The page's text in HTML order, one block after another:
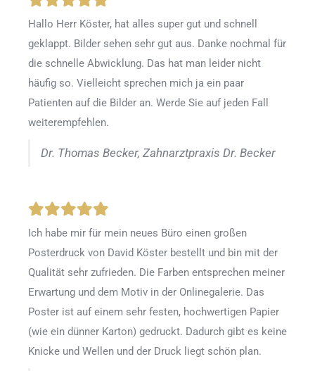
Hallo Herr Köster, hat alles super gut und schnell
geklappt. Bilder sehen sehr gut aus. Danke nochmal für
die schnelle Abwicklung. Das hat man leider nicht
häufig so. Vielleicht sprechen mich ja ein paar
Patienten auf die Bilder an. Werde Sie auf jeden Fall
weiterempfehlen.
Dr. Thomas Becker, Zahnarztpraxis Dr. Becker
Ich habe mir für mein neues Büro einen großen
Posterdruck von David Köster bestellt und bin mit der
Qualität sehr zufrieden. Die Farben entsprechen meiner
Erwartung und dem Motiv in der Onlinegalerie. Das
Poster ist auf einem sehr festen, hochwertigen Papier
(wie ein dünner Karton) gedruckt. Dadurch gibt es keine
Knicke und Wellen und der Druck liegt schön plan.